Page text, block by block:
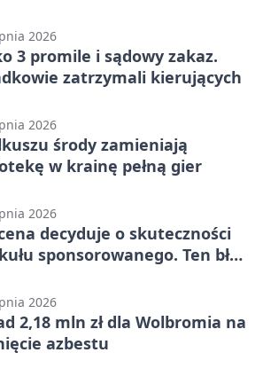
2026
3 promile i sądowy zakaz.
zatrzymali kierujących
2026
środy zamieniają
w krainę pełną gier
2026
decyduje o skuteczności
sponsorowanego. Ten błąd
2026
2,18 mln zł dla Wolbromia na
azbestu